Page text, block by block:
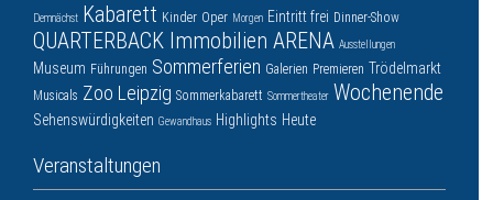
Demnächst Kabarett Kinder Oper Morgen Eintritt frei Dinner-Show
QUARTERBACK Immobilien ARENA Ausstellungen
Museum Führungen Sommerferien Galerien Premieren Trödelmarkt
Musicals Zoo Leipzig Sommerkabarett Sommertheater Wochenende
Sehenswürdigkeiten Gewandhaus Highlights Heute
Veranstaltungen